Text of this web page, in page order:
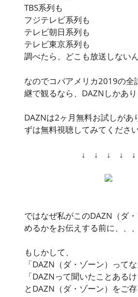
TBS系列も
フジテレビ系列も
テレビ朝日系列も
テレビ東京系列も
調べたら、どこも放送しないん
なのでコパアメリカ2019の全
継で観るなら、DAZNしかあり
DAZNは2ヶ月無料お試しがあ
ずは無料視聴してみてください
↓ ↓ ↓ ↓ ↓
ではなぜ私がこのDAZN（ダ
めるかをお伝えする前に、、、
もしかして、
「DAZN（ダ・ゾーン）ってな
「DAZNって聞いたことあるけ
とDAZN（ダ・ゾーン）をご